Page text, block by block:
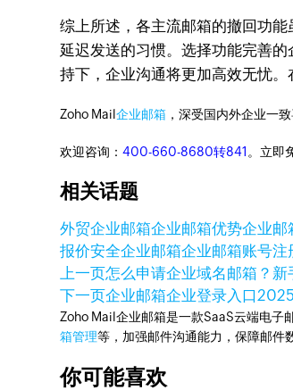
综上所述，各主流邮箱的撤回功
延迟发送的习惯。选择功能完善
持下，企业沟通将更加高效无忧
Zoho Mail企业邮箱 ，深受国内外企业一
欢迎咨询：400-660-8680转841 。立即
相关话题
外贸企业邮箱企业邮箱优势企业邮
报价安全企业邮箱企业邮箱账号注
上一页怎么申请企业域名邮箱？新
下一页企业邮箱企业登录入口
Zoho Mail企业邮箱是一款SaaS云端电子
箱管理等，加强邮件沟通能力，保障邮件
你可能喜欢